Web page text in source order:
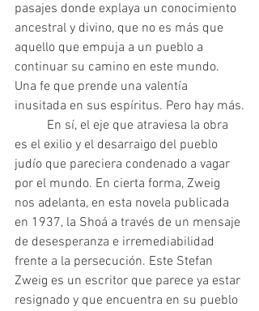
pasajes donde explaya un conocimiento
ancestral y divino, que no es más que
aquello que empuja a un pueblo a
continuar su camino en este mundo.
Una fe que prende una valentía
inusitada en sus espíritus. Pero hay más.
es el exilio y el desarraigo del pueblo
judío que pareciera condenado a vagar
por el mundo. En cierta forma, Zweig
nos adelanta, en esta novela publicada
en 1937, la Shoá a través de un mensaje
de desesperanza e irremediabilidad
frente a la persecución. Este Stefan
Zweig es un escritor que parece ya estar
resignado y que encuentra en su pueblo